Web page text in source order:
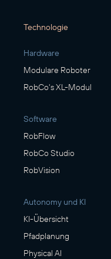
Technologie
Hardware
Modulare Roboter
RobCo's XL-Modul
Software
RobFlow
RobCo Studio
RobVision
Autonomy und KI
KI-Übersicht
Pfadplanung
Physical AI